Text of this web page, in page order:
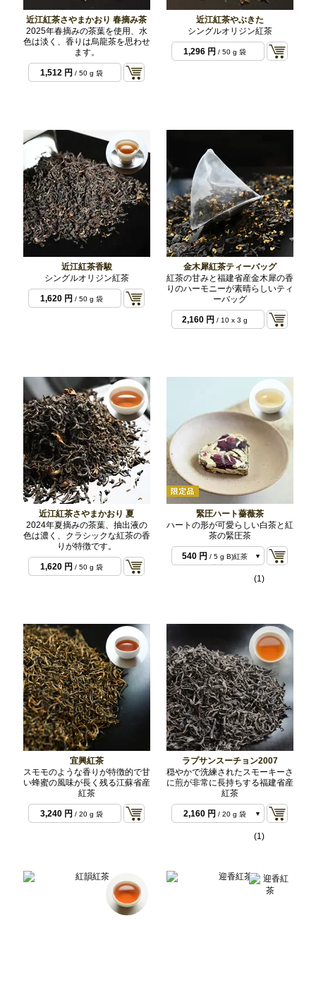
近江紅茶さやまかおり 春摘み茶
2025年春摘みの茶葉を使用、水
色は淡く、香りは烏龍茶を思わせ
ます。
1,512 円 / 50 g 袋
近江紅茶やぶきた
シングルオリジン紅茶
1,296 円 / 50 g 袋
近江紅茶香駿
シングルオリジン紅茶
1,620 円 / 50 g 袋
金木犀紅茶ティーバッグ
紅茶の甘みと福建省産金木犀の香
りのハーモニーが素晴らしいティ
ーバッグ
2,160 円 / 10 x 3 g
袋
近江紅茶さやまかおり 夏
2024年夏摘みの茶葉、抽出液の
色は濃く、クラシックな紅茶の香
りが特徴です。
1,620 円 / 50 g 袋
緊圧ハート薔薇茶
ハートの形が可愛らしい白茶と紅
茶の緊圧茶
/ 5 g A)白茶
540 円 / 5 g B)紅茶
＆薔薇
(1)
宜興紅茶
スモモのような香りが特徴的で甘
い蜂蜜の風味が長く残る江蘇省産
紅茶
3,240 円 / 20 g 袋
ラプサンスーチョン2007
穏やかで洗練されたスモーキーさ
に煎が非常に長持ちする福建省産
紅茶
/ 10 g 袋
2,160 円 / 20 g 袋
(1)